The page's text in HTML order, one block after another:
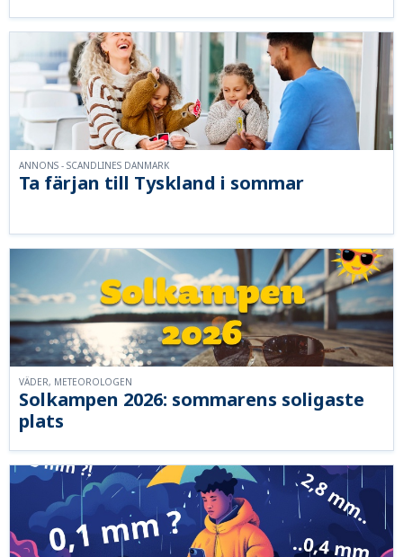
Ta färjan till Tyskland i sommar
ANNONS - SCANDLINES DANMARK
Solkampen 2026: sommarens soligaste
plats
VÄDER, METEOROLOGEN